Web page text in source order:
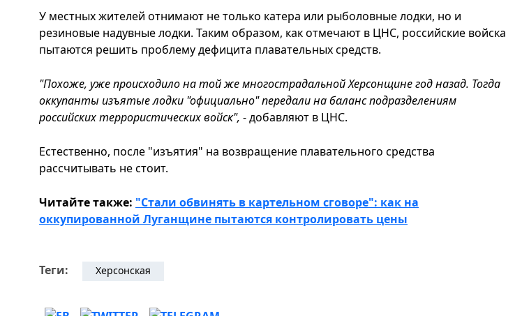
У местных жителей отнимают не только катера или рыболовные лодки, но и
резиновые надувные лодки. Таким образом, как отмечают в ЦНС, российские войска
пытаются решить проблему дефицита плавательных средств.
"Похоже, уже происходило на той же многострадальной Херсонщине год назад. Тогда
оккупанты изъятые лодки "официально" передали на баланс подразделениям
российских террористических войск", - добавляют в ЦНС.
Естественно, после "изъятия" на возвращение плавательного средства
рассчитывать не стоит.
Читайте также: "Стали обвинять в картельном сговоре": как на
оккупированной Луганщине пытаются контролировать цены
Теги: Херсонская